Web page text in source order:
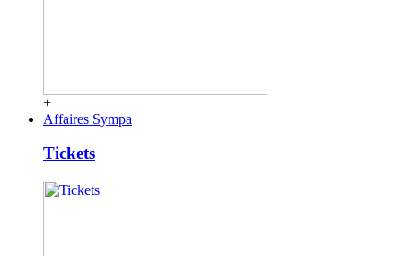
+
Affaires Sympa
Tickets